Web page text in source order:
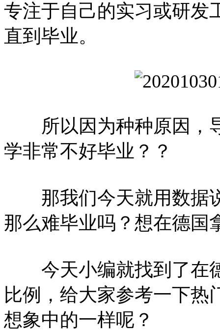
专注于自己的实习或研发
直到毕业。
所以因为种种原因，
学非常不好毕业？？
那我们今天就用数据
那么难毕业吗？想在德国
今天小编就找到了在
比例，给大家参考一下热
想象中的一样呢？